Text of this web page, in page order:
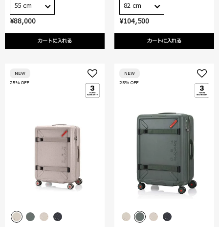
¥88,000
カートに入れる
55 cm
¥104,500
カートに入れる
82 cm
25% OFF
NEW
25% OFF
NEW